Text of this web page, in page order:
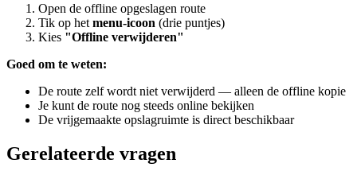
Open de offline opgeslagen route
Tik op het menu-icoon (drie puntjes)
Kies "Offline verwijderen"
Goed om te weten:
De route zelf wordt niet verwijderd — alleen de offline kopie
Je kunt de route nog steeds online bekijken
De vrijgemaakte opslagruimte is direct beschikbaar
Gerelateerde vragen